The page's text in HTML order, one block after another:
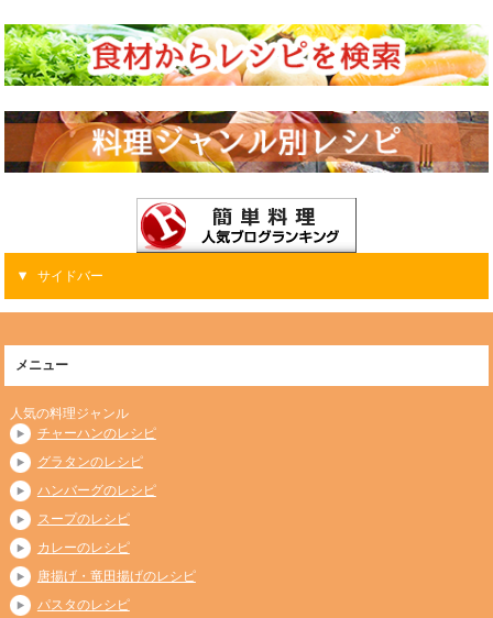
サイドバー
メニュー
人気の料理ジャンル
チャーハンのレシピ
グラタンのレシピ
ハンバーグのレシピ
スープのレシピ
カレーのレシピ
唐揚げ・竜田揚げのレシピ
パスタのレシピ